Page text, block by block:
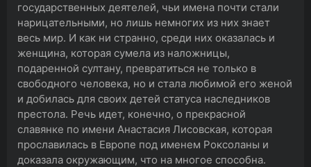
государственных деятелей, чьи имена почти стали
нарицательными, но лишь немногих из них знает
весь мир. И как ни странно, среди них оказалась и
женщина, которая сумела из наложницы,
подаренной султану, превратиться не только в
свободного человека, но и стала любимой его женой
и добилась для своих детей статуса наследников
престола. Речь идет, конечно, о прекрасной
славянке по имени Анастасия Лисовская, которая
прославилась в Европе под именем Роксоланы и
доказала окружающим, что на многое способна.